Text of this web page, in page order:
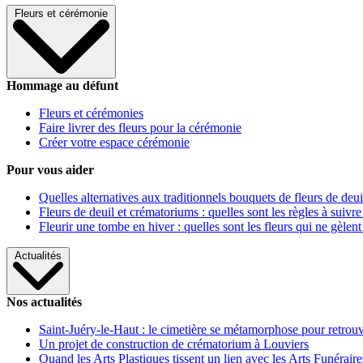
Fleurs et cérémonie
Hommage au défunt
Fleurs et cérémonies
Faire livrer des fleurs pour la cérémonie
Créer votre espace cérémonie
Pour vous aider
Quelles alternatives aux traditionnels bouquets de fleurs de
Fleurs de deuil et crématoriums : quelles sont les règles à
Fleurir une tombe en hiver : quelles sont les fleurs qui ne gèlent
Actualités
Nos actualités
Saint-Juéry-le-Haut : le cimetière se métamorphose pour
Un projet de construction de crématorium à Louviers
Quand les Arts Plastiques tissent un lien avec les Arts